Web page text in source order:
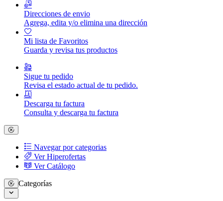
Direcciones de envio
Agrega, edita y/o elimina una dirección
Mi lista de Favoritos
Guarda y revisa tus productos
Sigue tu pedido
Revisa el estado actual de tu pedido.
Descarga tu factura
Consulta y descarga tu factura
Navegar por categorias
Ver Hiperofertas
Ver Catálogo
Categorías